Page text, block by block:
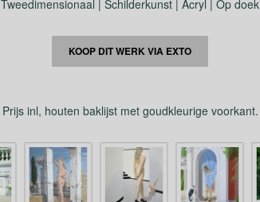
Tweedimensionaal | Schilderkunst | Acryl | Op doek
KOOP DIT WERK VIA EXTO
Prijs inl, houten baklijst met goudkleurige voorkant.